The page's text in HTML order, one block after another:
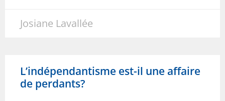
Josiane Lavallée
L’indépendantisme est-il une affaire
de perdants?